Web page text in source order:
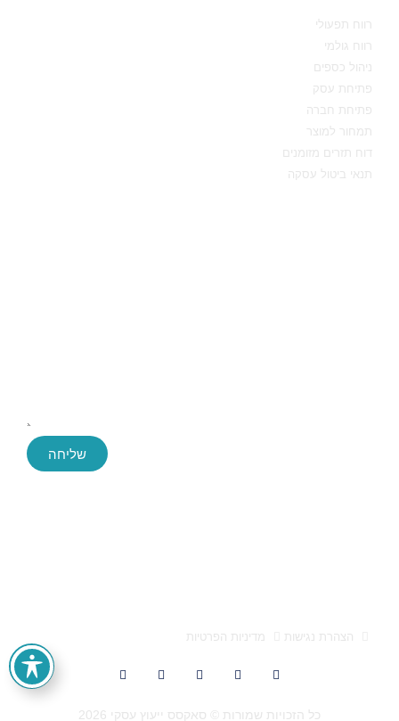
רווח תפעולי
רווח גולמי
ניהול כספים
פתיחת עסק
פתיחת חברה
תמחור למוצר
דוח תזרים מזומנים
תנאי ביטול עסקה
שליחה
הצהרת נגישות מדיניות הפרטיות
כל הזכויות שמורות © סאקסס ייעוץ עסקי 2026